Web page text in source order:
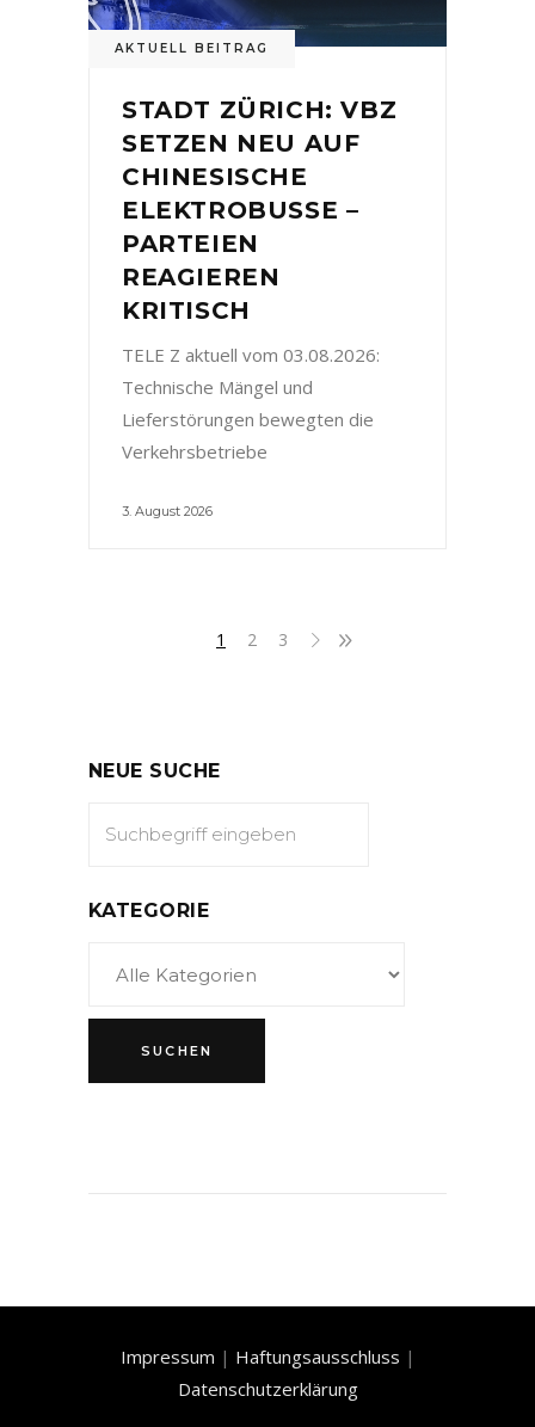
AKTUELL BEITRAG
STADT ZÜRICH: VBZ
SETZEN NEU AUF
CHINESISCHE
ELEKTROBUSSE –
PARTEIEN
REAGIEREN
KRITISCH
TELE Z aktuell vom 03.08.2026:
Technische Mängel und
Lieferstörungen bewegten die
Verkehrsbetriebe
3. August 2026
1 2 3
NEUE SUCHE
KATEGORIE
Impressum | Haftungsausschluss |
Datenschutzerklärung